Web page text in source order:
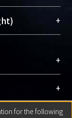
researcher
integrates the
“Academic
用性的社會運
著作公開供使
提升研究影響
+
或由第三方贊
者及第三方同
is your
right to
+
+
for the following